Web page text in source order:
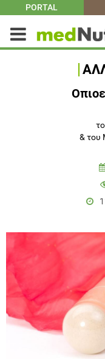
PORTAL
& του